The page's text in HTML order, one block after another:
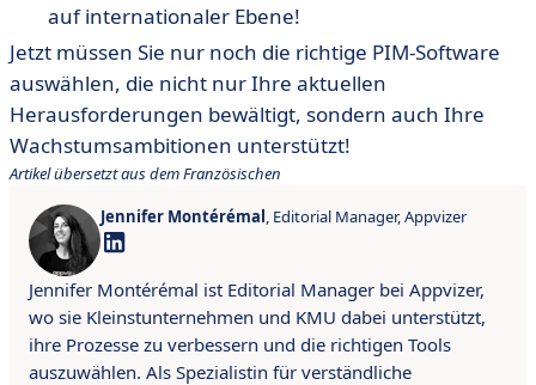
auf internationaler Ebene!
Jetzt müssen Sie nur noch die richtige PIM-Software
auswählen, die nicht nur Ihre aktuellen
Herausforderungen bewältigt, sondern auch Ihre
Wachstumsambitionen unterstützt!
Artikel übersetzt aus dem Französischen
Jennifer Montérémal, Editorial Manager, Appvizer
Jennifer Montérémal ist Editorial Manager bei Appvizer,
wo sie Kleinstunternehmen und KMU dabei unterstützt,
ihre Prozesse zu verbessern und die richtigen Tools
auszuwählen. Als Spezialistin für verständliche